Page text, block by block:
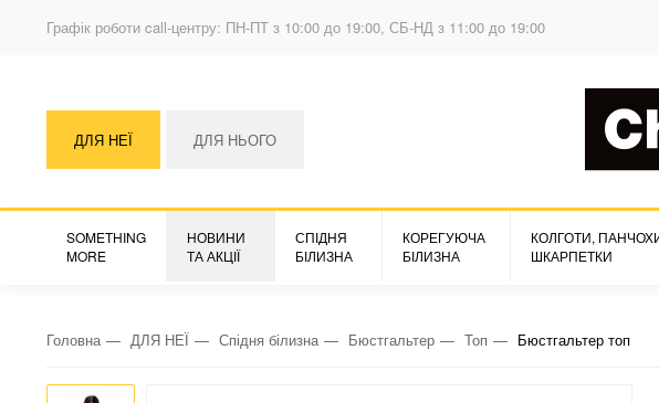
Графік роботи call-центру: ПН-ПТ з 10:00 до 19:00, СБ-НД з 11:00 до 19:00
ДЛЯ НЕЇ ДЛЯ НЬОГО
SOMETHING
MORE
НОВИНИ
ТА АКЦІЇ
СПІДНЯ
БІЛИЗНА
КОРЕГУЮЧА
БІЛИЗНА
КОЛГОТИ,
ШКАРПЕТКИ
Головна ДЛЯ НЕЇ Спідня білизна Бюстгальтер Топ Бюстгальтер топ